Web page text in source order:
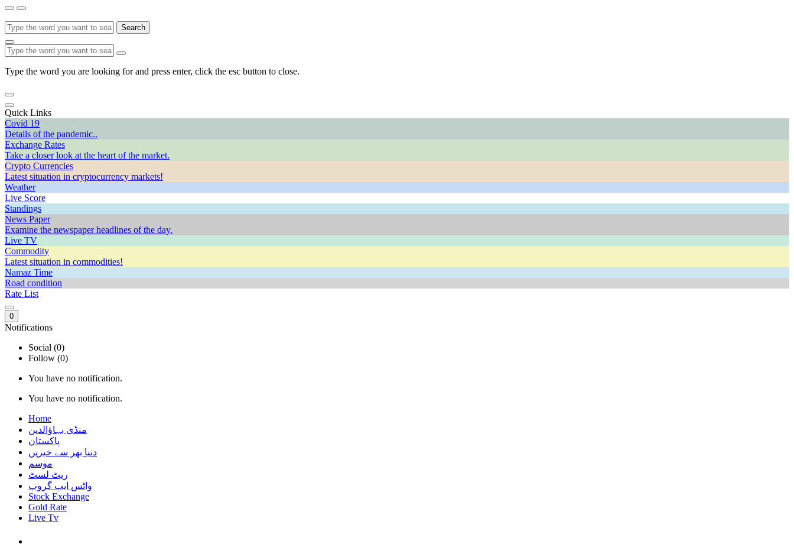
Search
Type the word you are looking for and press enter, click the esc button to close.
Quick Links
Covid 19
Details of the pandemic..
Exchange Rates
Take a closer look at the heart of the market.
Crypto Currencies
Latest situation in cryptocurrency markets!
Weather
Live Score
Standings
News Paper
Examine the newspaper headlines of the day.
Live TV
Commodity
Latest situation in commodities!
Namaz Time
Road condition
Rate List
0
Notifications
Social (0)
Follow (0)
You have no notification.
You have no notification.
Home
منڈی بہاؤالدین
پاکستان
دنیا بھر سے خبریں
موسم
ریٹ لسٹ
واٹس ایپ گروپ
Stock Exchange
Gold Rate
Live Tv